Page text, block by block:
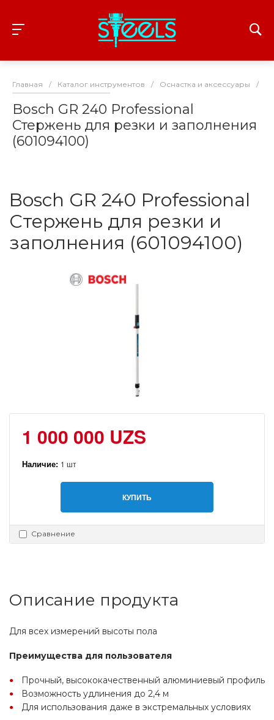
Главная / Каталог инструментов / Оснастка и аксессуары /
Bosch GR 240 Professional
Стержень для резки и заполнения
(601094100)
Bosch GR 240 Professional
Стержень для резки и
заполнения (601094100)
1 000 000 UZS
Наличие: 1 шт
КУПИТЬ
Сравнение
Описание продукта
Для всех измерений высоты пола
Преимущества для пользователя
Прочный, высококачественный алюминиевый профиль
Возможность удлинения до 2,4 м
Для использования даже в экстремальных условиях